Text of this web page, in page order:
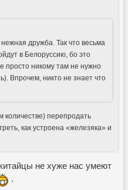
дружба. Так что весьма
в Белоруссию, бо это
просто никому там не нужно
Впрочем, никто не знает что
количестве) перепродать
как устроена «железяка» и
не хуже нас умеют
.